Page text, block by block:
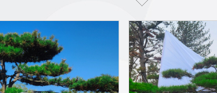
惠的价格提供给您，真正做到物美价廉！热忱
价格,给予您较满意的质量，满足您的需要,是
要您满意就好！我们的追求目标：以质量求生